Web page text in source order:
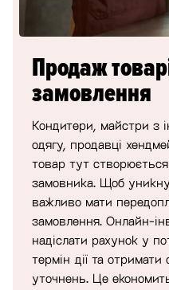
Продаж
замовлення
Кондитери, майстри з
одягу, продавці
товар тут
замовника. Щоб
важливо мати
замовлення. Онлайн-
надіслати рахунок у
термін дії та
уточнень. Це